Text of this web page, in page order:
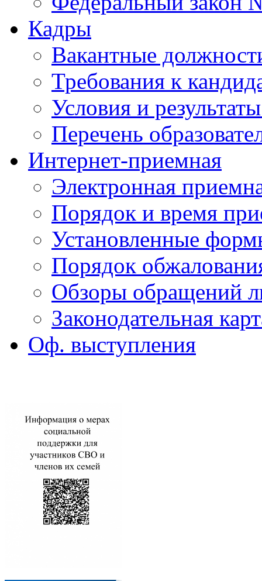
Кадры
Вакантные
Требования к
Условия и
Перечень
Интернет-приемная
Электронная
Порядок и время
Установленные
Порядок
Обзоры обращений
Законодательная
Оф. выступления